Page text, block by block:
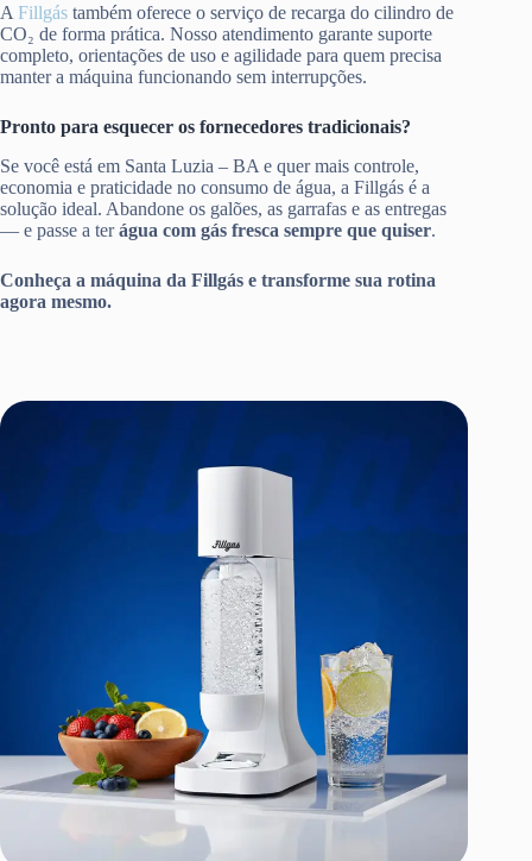
A Fillgás também oferece o serviço de recarga do cilindro de
CO₂ de forma prática. Nosso atendimento garante suporte
completo, orientações de uso e agilidade para quem precisa
manter a máquina funcionando sem interrupções.
Pronto para esquecer os fornecedores tradicionais?
Se você está em Santa Luzia – BA e quer mais controle,
economia e praticidade no consumo de água, a Fillgás é a
solução ideal. Abandone os galões, as garrafas e as entregas
— e passe a terágua com gás fresca sempre que quiser.
Conheça a máquina da Fillgás e transforme sua rotina
agora mesmo.